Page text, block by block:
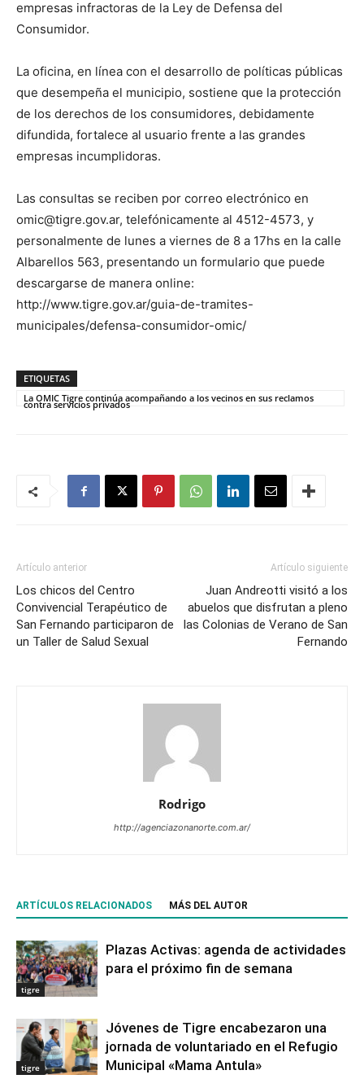
empresas infractoras de la Ley de Defensa del
Consumidor.
La oficina, en línea con el desarrollo de políticas públicas
que desempeña el municipio, sostiene que la protección
de los derechos de los consumidores, debidamente
difundida, fortalece al usuario frente a las grandes
empresas incumplidoras.
Las consultas se reciben por correo electrónico en
omic@tigre.gov.ar, telefónicamente al 4512-4573, y
personalmente de lunes a viernes de 8 a 17hs en la calle
Albarellos 563, presentando un formulario que puede
descargarse de manera online:
http://www.tigre.gov.ar/guia-de-tramites-
municipales/defensa-consumidor-omic/
ETIQUETAS
La OMIC Tigre continúa acompañando a los vecinos en sus reclamos
contra servicios privados
Artículo anterior
Los chicos del Centro
Convivencial Terapéutico de
San Fernando participaron de
un Taller de Salud Sexual
Artículo siguiente
Juan Andreotti visitó a los
abuelos que disfrutan a pleno
las Colonias de Verano de San
Fernando
Rodrigo
http://agenciazonanorte.com.ar/
ARTÍCULOS RELACIONADOS MÁS DEL AUTOR
tigre
Plazas Activas: agenda de actividades
para el próximo fin de semana
tigre
Jóvenes de Tigre encabezaron una
jornada de voluntariado en el Refugio
Municipal «Mama Antula»